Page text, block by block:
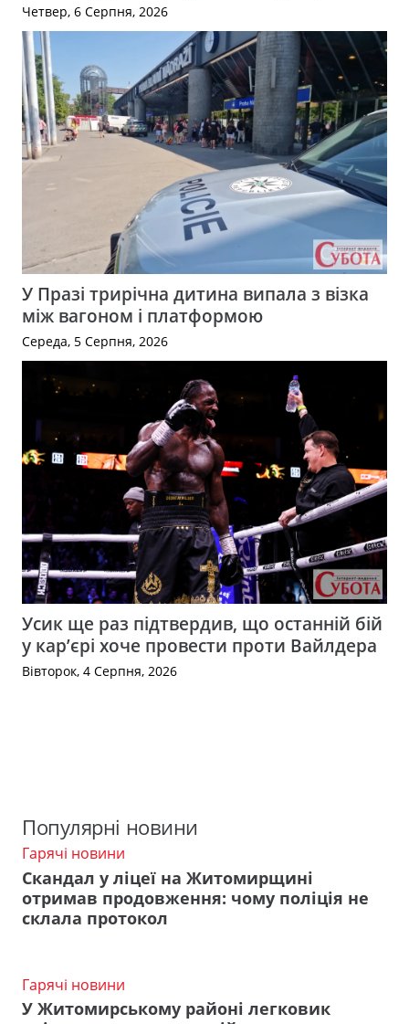
Четвер, 6 Серпня, 2026
У Празі трирічна дитина випала з візка
між вагоном і платформою
Середа, 5 Серпня, 2026
Усик ще раз підтвердив, що останній бій
у кар’єрі хоче провести проти Вайлдера
Вівторок, 4 Серпня, 2026
Популярні новини
Гарячі новини
Скандал у ліцеї на Житомирщині
отримав продовження: чому поліція не
склала протокол
Гарячі новини
У Житомирському районі легковик